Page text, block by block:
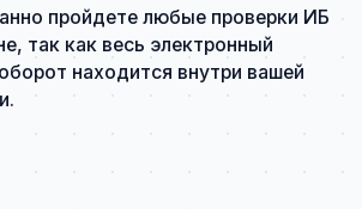
пройдете любые проверки ИБ
так как весь электронный
находится внутри вашей